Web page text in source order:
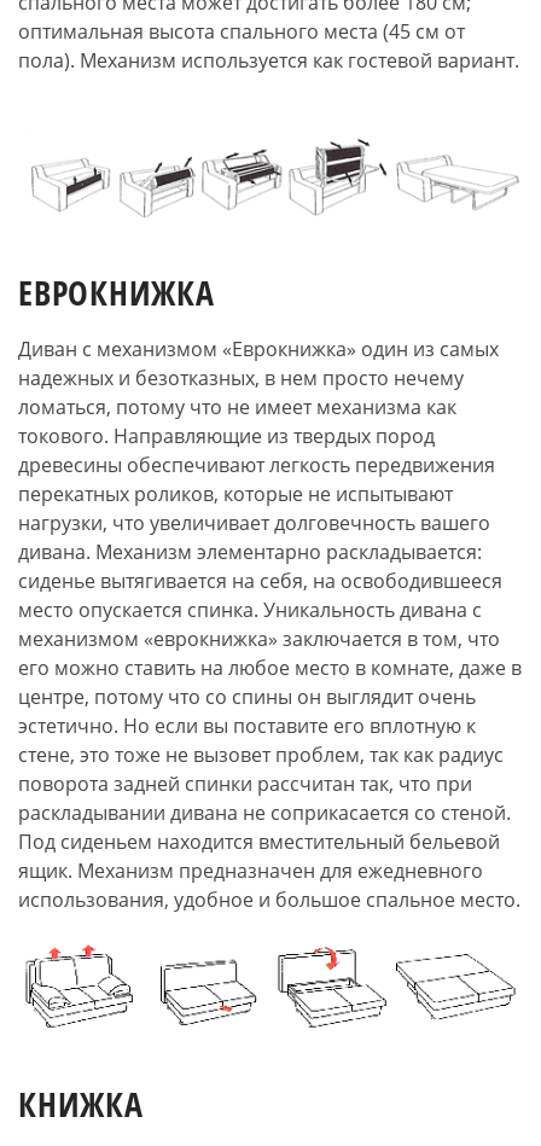
оптимальная высота спального места (45 см от
пола). Механизм используется как гостевой вариант.
ЕВРОКНИЖКА
Диван с механизмом «Еврокнижка» один из самых
надежных и безотказных, в нем просто нечему
ломаться, потому что не имеет механизма как
токового. Направляющие из твердых пород
древесины обеспечивают легкость передвижения
перекатных роликов, которые не испытывают
нагрузки, что увеличивает долговечность вашего
дивана. Механизм элементарно раскладывается:
сиденье вытягивается на себя, на освободившееся
место опускается спинка. Уникальность дивана с
механизмом «еврокнижка» заключается в том, что
его можно ставить на любое место в комнате, даже в
центре, потому что со спины он выглядит очень
эстетично. Но если вы поставите его вплотную к
стене, это тоже не вызовет проблем, так как радиус
поворота задней спинки рассчитан так, что при
раскладывании дивана не соприкасается со стеной.
Под сиденьем находится вместительный бельевой
ящик. Механизм предназначен для ежедневного
использования, удобное и большое спальное место.
КНИЖКА